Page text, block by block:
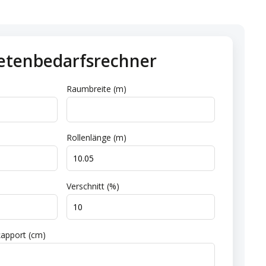
Raumbreite (m)
Rollenlänge (m)
Verschnitt (%)
(cm)